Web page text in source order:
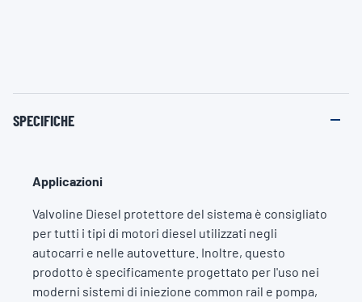
SPECIFICHE
Applicazioni
Valvoline Diesel protettore del sistema è consigliato
per tutti i tipi di motori diesel utilizzati negli
autocarri e nelle autovetture. Inoltre, questo
prodotto è specificamente progettato per l'uso nei
moderni sistemi di iniezione common rail e pompa,